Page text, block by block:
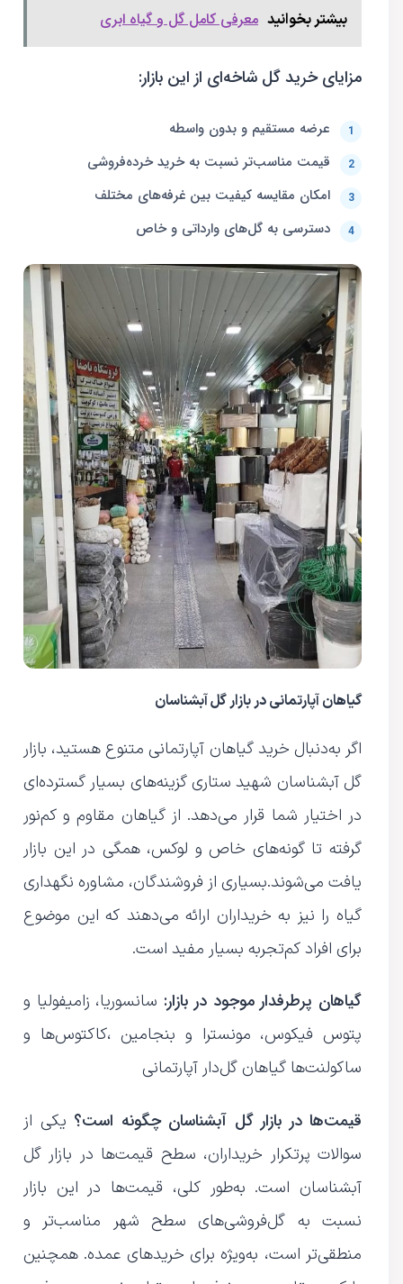
بیشتر بخوانید معرفی کامل گل و گیاه ابری
مزایای خرید گل شاخه‌ای از این بازار:
عرضه مستقیم و بدون واسطه
قیمت مناسب‌تر نسبت به خرید خرده‌فروشی
امکان مقایسه کیفیت بین غرفه‌های مختلف
دسترسی به گل‌های وارداتی و خاص
گیاهان آپارتمانی در بازار گل آبشناسان
اگر به‌دنبال خرید گیاهان آپارتمانی متنوع هستید، بازار
گل آبشناسان شهید ستاری گزینه‌های بسیار گسترده‌ای
در اختیار شما قرار می‌دهد. از گیاهان مقاوم و کم‌نور
گرفته تا گونه‌های خاص و لوکس، همگی در این بازار
یافت می‌شوند.بسیاری از فروشندگان، مشاوره نگهداری
گیاه را نیز به خریداران ارائه می‌دهند که این موضوع
برای افراد کم‌تجربه بسیار مفید است.
گیاهان پرطرفدار موجود در بازار: سانسوریا، زامیفولیا و
پتوس فیکوس، مونسترا و بنجامین ،کاکتوس‌ها و
ساکولنت‌ها گیاهان گل‌دار آپارتمانی
قیمت‌ها در بازار گل آبشناسان چگونه است؟یکی از
سوالات پرتکرار خریداران، سطح قیمت‌ها در بازار گل
آبشناسان است. به‌طور کلی، قیمت‌ها در این بازار
نسبت به گل‌فروشی‌های سطح شهر مناسب‌تر و
منطقی‌تر است، به‌ویژه برای خریدهای عمده. همچنین